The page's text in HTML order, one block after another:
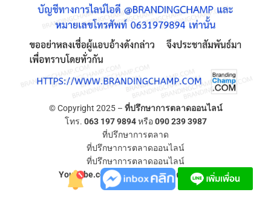
© Copyright 2025 – ที่ปรึกษาการตลาดออนไลน์
โทร. 063 197 9894หรือ090 239 3987
ที่ปรึกษาการตลาด
ที่ปรึกษาการตลาดออนไลน์
ที่ปรึกษาการตลาดออนไลน์
YouTube.com/ที่ปรึกษาการตลาดออนไลน์